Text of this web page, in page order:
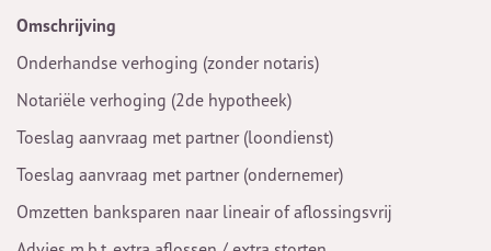
Omschrijving
Onderhandse verhoging (zonder notaris)
Notariële verhoging (2de hypotheek)
Toeslag aanvraag met partner (loondienst)
Toeslag aanvraag met partner (ondernemer)
Omzetten banksparen naar lineair of aflossingsvrij